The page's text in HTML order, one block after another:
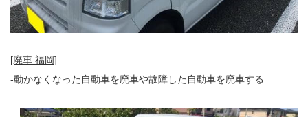
[廃車 福岡]
-動かなくなった自動車を廃車や故障した自動車を廃車する